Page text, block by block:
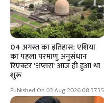
04 अगस्त का इतिहास: एशिया
का पहला परमाणु अनुसंधान
रिएक्टर 'अप्सरा' आज ही हुआ था
शुरू
Published On 03 Aug 2026 08:37:35